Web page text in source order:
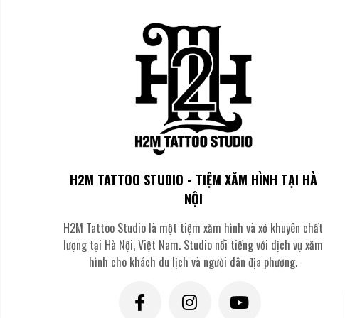
Giới
Thánh giá là biểu tượng có lịch sử lâu đời, gắn liền với các giá trị về
thời gian" bởi khả năng biến tấu vô hạn.
Từ những đường nét thanh mảnh tối giản đến những bức họa cầu kỳ
đây thường là cách để họ đánh dấu một cột mốc quan trọng hoặc tìm
Ý Nghĩa Về Hình Xăm Thánh Giá
H2M TATTOO STUDIO - TIỆM XĂM HÌNH TẠI HÀ
NỘI
H2M Tattoo Studio là một tiệm xăm hình và xỏ khuyên chất
lượng tại Hà Nội, Việt Nam. Studio nổi tiếng với dịch vụ xăm
hình cho khách du lịch và người dân địa phương.